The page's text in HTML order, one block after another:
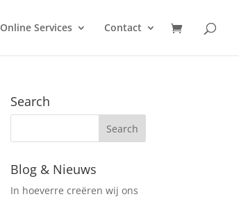
Online Services Contact
Search
Blog & Nieuws
In hoeverre creëren wij ons